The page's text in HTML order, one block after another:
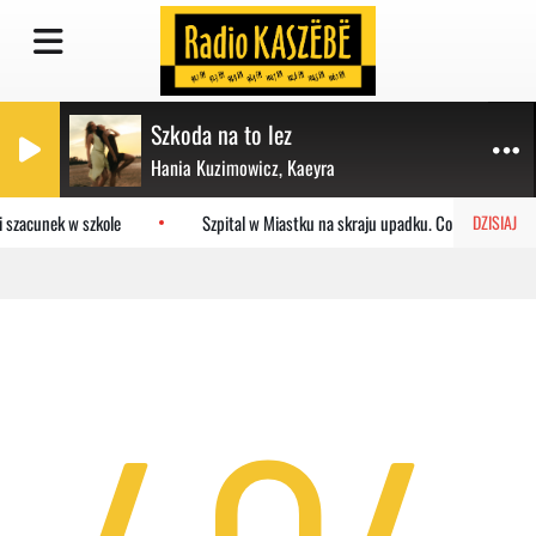
Szkoda na to lez
Hania Kuzimowicz, Kaeyra
DZISIAJ
w szkole Szpital w Miastku na skraju upadku. Co czeka